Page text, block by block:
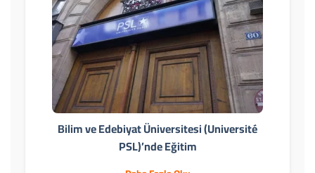
Bilim ve Edebiyat Üniversitesi (Université
PSL)’nde Eğitim